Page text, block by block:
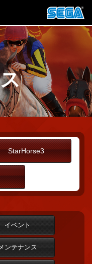
StarHorse3
イベント
ンテナンス